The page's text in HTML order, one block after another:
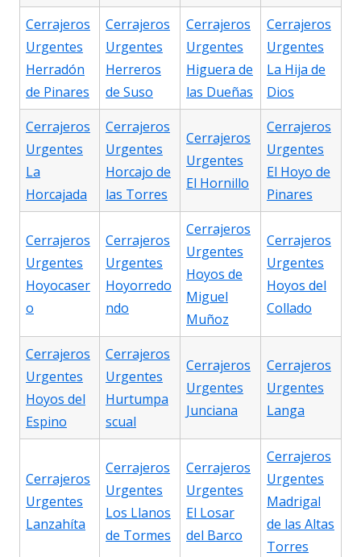
Cerrajeros
Urgentes
Herradón
de Pinares
Cerrajeros
Urgentes
Herreros
de Suso
Cerrajeros
Urgentes
Higuera de
las Dueñas
Cerrajeros
Urgentes
La Hija de
Dios
Cerrajeros
Urgentes
La
Horcajada
Cerrajeros
Urgentes
Horcajo de
las Torres
Cerrajeros
Urgentes
El Hornillo
Cerrajeros
Urgentes
El Hoyo de
Pinares
Cerrajeros
Urgentes
Hoyocaser
o
Cerrajeros
Urgentes
Hoyorredo
ndo
Cerrajeros
Urgentes
Hoyos de
Miguel
Muñoz
Cerrajeros
Urgentes
Hoyos del
Collado
Cerrajeros
Urgentes
Hoyos del
Espino
Cerrajeros
Urgentes
Hurtumpa
scual
Cerrajeros
Urgentes
Junciana
Cerrajeros
Urgentes
Langa
Cerrajeros
Urgentes
Lanzahíta
Cerrajeros
Urgentes
Los Llanos
de Tormes
Cerrajeros
Urgentes
El Losar
del Barco
Cerrajeros
Urgentes
Madrigal
de las Altas
Torres